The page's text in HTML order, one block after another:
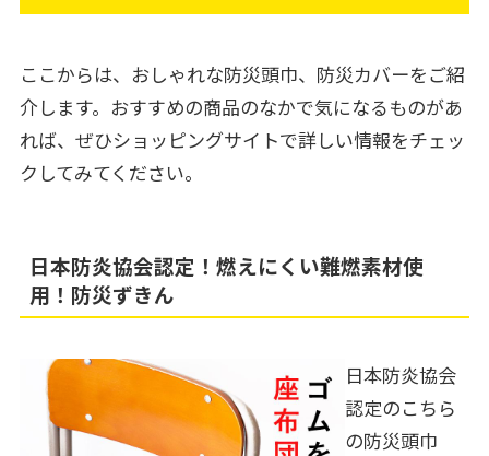
ここからは、おしゃれな防災頭巾、防災カバーをご紹
介します。おすすめの商品のなかで気になるものがあ
れば、ぜひショッピングサイトで詳しい情報をチェッ
クしてみてください。
日本防炎協会認定！燃えにくい難燃素材使
用！防災ずきん
日本防炎協会
認定のこちら
の防災頭巾